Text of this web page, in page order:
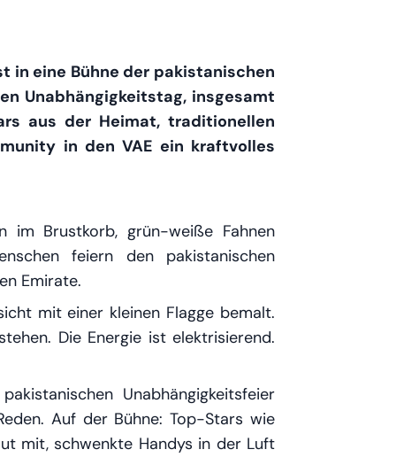
in eine Bühne der pakistanischen
Unabhängigkeitstag, insgesamt
aus der Heimat, traditionellen
in den VAE ein kraftvolles
im Brustkorb, grün-weiße Fahnen
feiern den pakistanischen
Emirate.
mit einer kleinen Flagge bemalt.
Die Energie ist elektrisierend.
Unabhängigkeitsfeier
Auf der Bühne: Top-Stars wie
mit, schwenkte Handys in der Luft